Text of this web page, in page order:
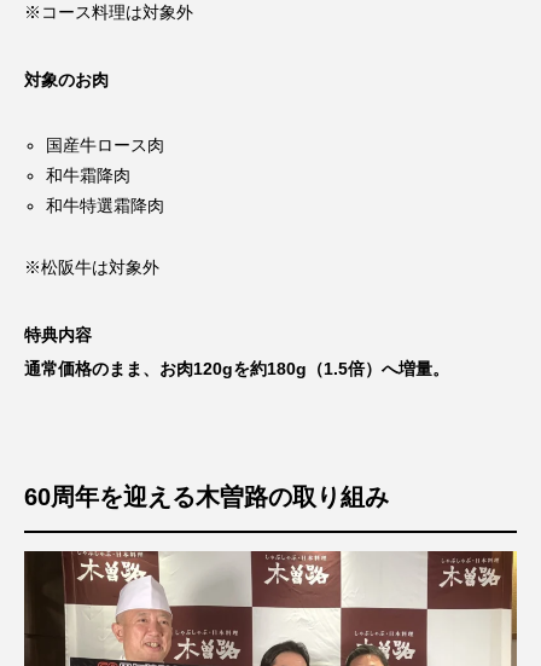
※コース料理は対象外
対象のお肉
国産牛ロース肉
和牛霜降肉
和牛特選霜降肉
※松阪牛は対象外
特典内容
通常価格のまま、お肉120gを約180g（1.5倍）へ増量。
60周年を迎える木曽路の取り組み